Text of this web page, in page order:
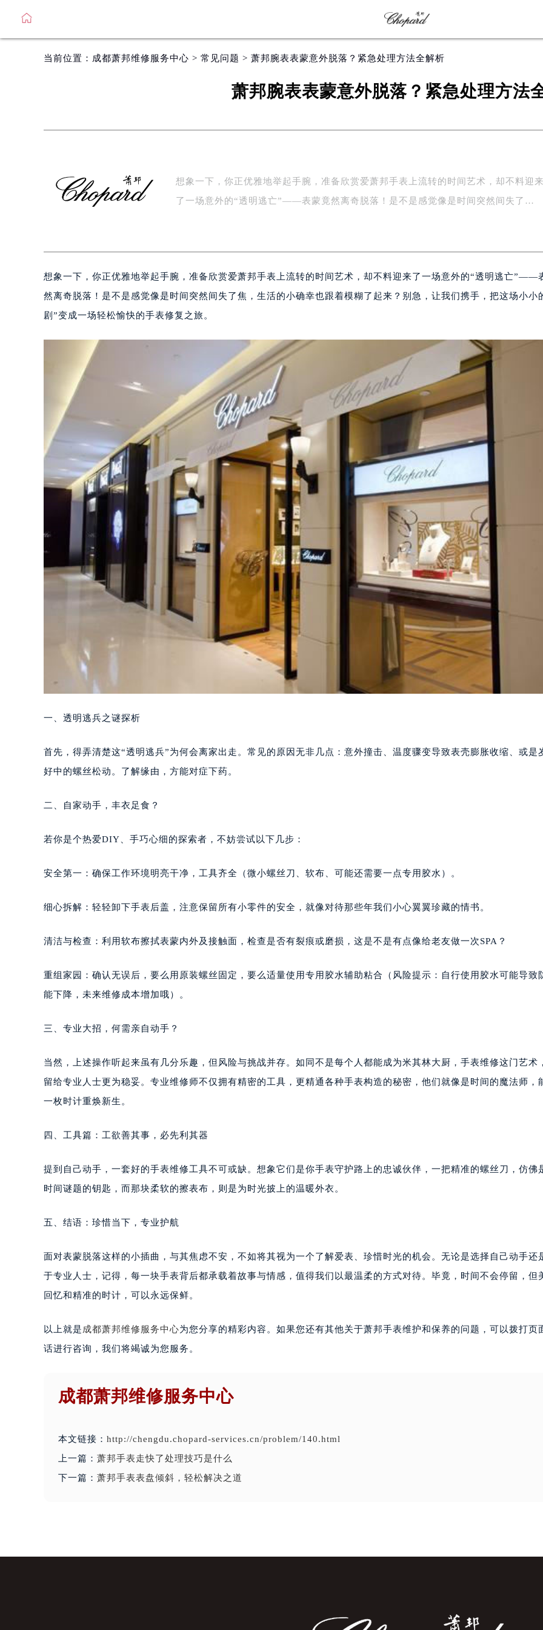
当前位置： 成都萧邦维修服务中心 > 常见问题 > 萧邦腕表表蒙意外脱落？紧急处理方法全解析
萧邦腕表表蒙意外脱落？紧急处理方法
想象一下，你正优雅地举起手腕，准备欣赏爱萧邦手表上流转的时间艺术，却不料迎来
了一场意外的“透明逃亡”——表蒙竟然离奇脱落！是不是感觉像是时间突然间失了…
想象一下，你正优雅地举起手腕，准备欣赏爱萧邦手表上流转的时间艺术，却不料迎来了一场意外的“透明逃亡”——
然离奇脱落！是不是感觉像是时间突然间失了焦，生活的小确幸也跟着模糊了起来？别急，让我们携手，把这场小小
剧”变成一场轻松愉快的手表修复之旅。
一、透明逃兵之谜探析
首先，得弄清楚这“透明逃兵”为何会离家出走。常见的原因无非几点：意外撞击、温度骤变导致表壳膨胀收缩、或是
好中的螺丝松动。了解缘由，方能对症下药。
二、自家动手，丰衣足食？
若你是个热爱DIY、手巧心细的探索者，不妨尝试以下几步：
安全第一：确保工作环境明亮干净，工具齐全（微小螺丝刀、软布、可能还需要一点专用胶水）。
细心拆解：轻轻卸下手表后盖，注意保留所有小零件的安全，就像对待那些年我们小心翼翼珍藏的情书。
清洁与检查：利用软布擦拭表蒙内外及接触面，检查是否有裂痕或磨损，这是不是有点像给老友做一次SPA？
重组家园：确认无误后，要么用原装螺丝固定，要么适量使用专用胶水辅助粘合（风险提示：自行使用胶水可能导致
能下降，未来维修成本增加哦）。
三、专业大招，何需亲自动手？
当然，上述操作听起来虽有几分乐趣，但风险与挑战并存。如同不是每个人都能成为米其林大厨，手表维修这门艺术
留给专业人士更为稳妥。专业维修师不仅拥有精密的工具，更精通各种手表构造的秘密，他们就像是时间的魔法师，
一枚时计重焕新生。
四、工具篇：工欲善其事，必先利其器
提到自己动手，一套好的手表维修工具不可或缺。想象它们是你手表守护路上的忠诚伙伴，一把精准的螺丝刀，仿佛
时间谜题的钥匙，而那块柔软的擦表布，则是为时光披上的温暖外衣。
五、结语：珍惜当下，专业护航
面对表蒙脱落这样的小插曲，与其焦虑不安，不如将其视为一个了解爱表、珍惜时光的机会。无论是选择自己动手还
于专业人士，记得，每一块手表背后都承载着故事与情感，值得我们以最温柔的方式对待。毕竟，时间不会停留，但
回忆和精准的时计，可以永远保鲜。
以上就是 成都萧邦维修服务中心为您分享的精彩内容。如果您还有其他关于萧邦手表维护和保养的问题，可以拨打页
话进行咨询，我们将竭诚为您服务。
成都萧邦维修服务中心
本文链接： http://chengdu.chopard-services.cn/problem/140.html
上一篇： 萧邦手表走快了处理技巧是什么
下一篇： 萧邦手表表盘倾斜，轻松解决之道